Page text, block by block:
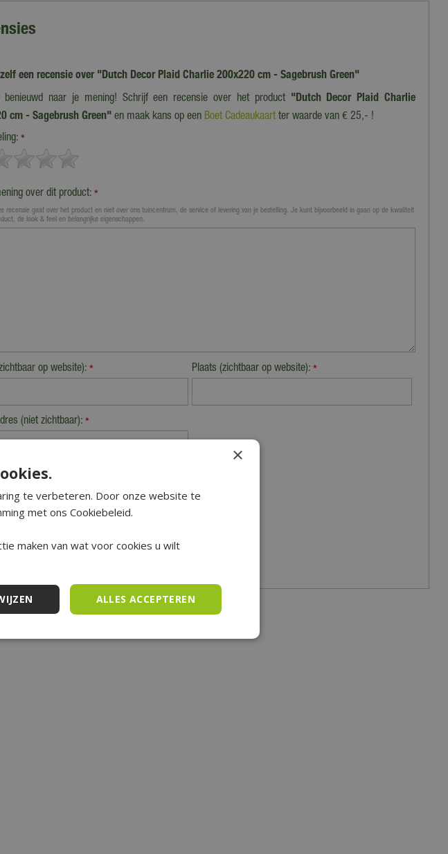
een recensie over "Dutch Decor Plaid Charlie 200x220 cm - Sagebrush Green"
benieuwd naar je mening! Schrijf een recensie over het product "Dutch Decor Plaid Charlie
cm - Sagebrush Green"en maak kans op een Boet Cadeaukaartter waarde van € 25,- !
*
over dit product: *
recensie gaat over het product en niet over ons tuincentrum, de service of levering van je bestelling. Je kunt bijvoorbeeld in gaan op de kwaliteit
de look & feel en belangrijke eigenschappen.
op website): * Plaats (zichtbaar op website):*
(niet zichtbaar): *
×
te verbeteren. Door onze website te
met ons Cookiebeleid.
maken van wat voor cookies u wilt
ALLES ACCEPTEREN